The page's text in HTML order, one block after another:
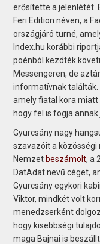
erősítette a jelenlétét.
Feri Edition néven, a
országjáró turné,
Index.hu korábbi
poénból kezdték
Messengeren, de
informatívnak találták.
amely fiatal kora miatt
hogy fel is fogja
Gyurcsány nagy
szavazóit a közösségi
Nemzet beszámolt, a
DatAdat nevű céget,
Gyurcsány egykori
Viktor, mindkét volt
menedzserként
hogy kisebbségi
maga Bajnai is